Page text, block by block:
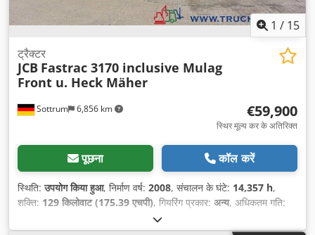
1 / 15
Sottrum 6,856 km
ट्रैक्टर
JCB Fastrac 3170 inclusive Mulag
Front u. Heck Mäher
€59,900
स्थिर मूल्य कर के अतिरिक्त
पूछना कॉल करें
स्थिति:उपयोग किया हुआ, निर्माण वर्ष: 2008, संचालन के घंटे: 14,357 h,
शक्ति: 129 किलोवाट (175.39 एचपी), गियरिंग प्रकार: अन्य, अधिकतम गति:
03/2008
किग्रा, कुल चलित दूरी:14,358 कि.मी., खाली वजन:7,277 किग्रा, अधिकतम